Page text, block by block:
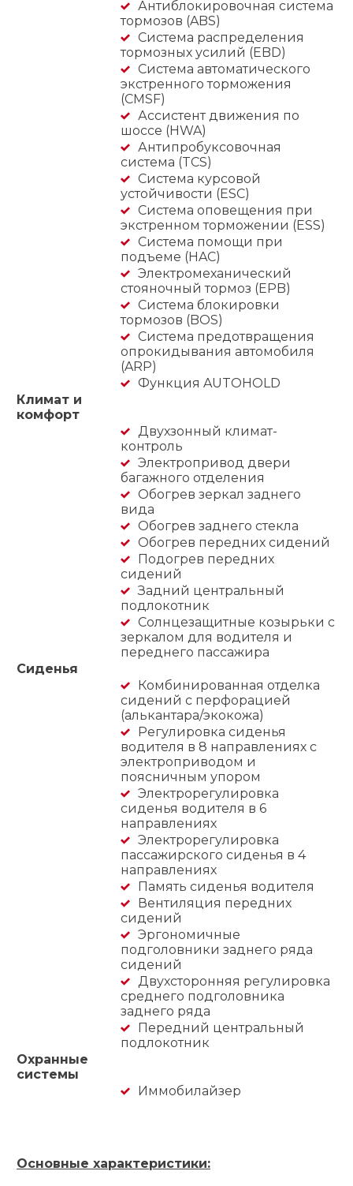
Антиблокировочная система
тормозов (ABS)
Система распределения
тормозных усилий (EBD)
Система автоматического
экстренного торможения
(CMSF)
Ассистент движения по
шоссе (HWA)
Антипробуксовочная
система (TCS)
Система курсовой
устойчивости (ESC)
Система оповещения при
экстренном торможении (ESS)
Система помощи при
подъеме (HAC)
Электромеханический
стояночный тормоз (EPB)
Система блокировки
тормозов (BOS)
Система предотвращения
опрокидывания автомобиля
(ARP)
Функция AUTOHOLD
Климат и
комфорт
Двухзонный климат-
контроль
Электропривод двери
багажного отделения
Обогрев зеркал заднего
вида
Обогрев заднего стекла
Обогрев передних сидений
Подогрев передних
сидений
Задний центральный
подлокотник
Солнцезащитные козырьки с
зеркалом для водителя и
переднего пассажира
Сиденья
Комбинированная отделка
сидений с перфорацией
(алькантара/экокожа)
Регулировка сиденья
водителя в 8 направлениях с
электроприводом и
поясничным упором
Электрорегулировка
сиденья водителя в 6
направлениях
Электрорегулировка
пассажирского сиденья в 4
направлениях
Память сиденья водителя
Вентиляция передних
сидений
Эргономичные
подголовники заднего ряда
сидений
Двухсторонняя регулировка
среднего подголовника
заднего ряда
Передний центральный
подлокотник
Охранные
системы
Иммобилайзер
Основные характеристики: